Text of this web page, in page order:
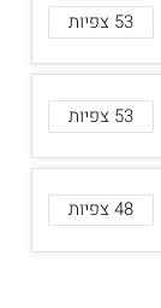
53 צפיות
53 צפיות
48 צפיות